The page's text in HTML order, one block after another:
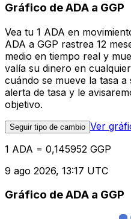
Gráfico de ADA a GGP
Vea tu 1 ADA en
ADA a GGP rastrea 12
medio en tiempo real y
valía su dinero en
cuándo se mueve la tasa
alerta de tasa y le
objetivo.
Seguir tipo de cambio Ver
1 ADA = 0,145952 GGP
9 ago 2026, 13:17 UTC
Gráfico de ADA a GGP